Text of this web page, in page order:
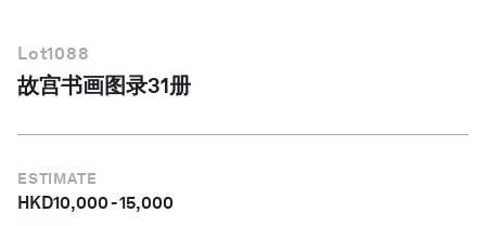
Lot1088
故宫书画图录31册
ESTIMATE
HKD10,000-15,000